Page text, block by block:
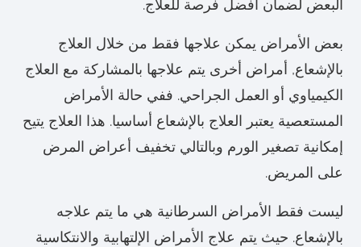
البعض لضمان أفضل فرصة للعلاج.
بعض الأمراض يمكن علاجها فقط من خلال العلاج
بالإشعاع, أمراض أخرى يتم علاجها بالمشاركة مع العلاج
الكيمياوي أو العمل الجراحي. ففي حالة الأمراض
المستعصية يعتبر العلاج بالإشعاع أساسيا. هذا العلاج يتيح
إمكانية تصغير الورم وبالتالي تخفيف أعراض المرض
على المريض.
ليست فقط الأمراض السرطانية هي ما يتم علاجه
بالإشعاع. حيث يتم علاج الأمراض الإلتهابية والانتكاسية